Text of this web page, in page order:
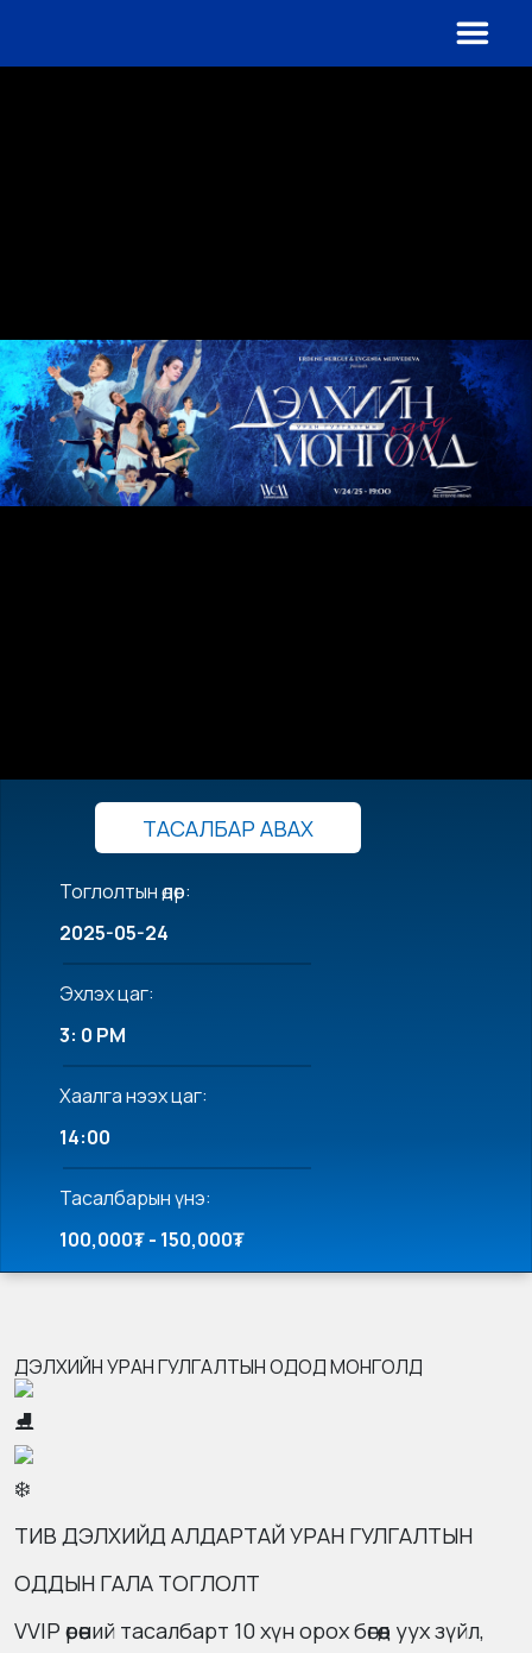
ТАСАЛБАР АВАХ
Тоглолтын өдөр:
2025-05-24
Эхлэх цаг:
3: 0 PM
Хаалга нээх цаг:
14:00
Тасалбарын үнэ:
100,000₮ - 150,000₮
ДЭЛХИЙН УРАН ГУЛГАЛТЫН ОДОД МОНГОЛД
ТИВ ДЭЛХИЙД АЛДАРТАЙ УРАН ГУЛГАЛТЫН
ОДДЫН ГАЛА ТОГЛОЛТ
VVIP өрөөний тасалбарт 10 хүн орох бөгөөд уух зүйл,